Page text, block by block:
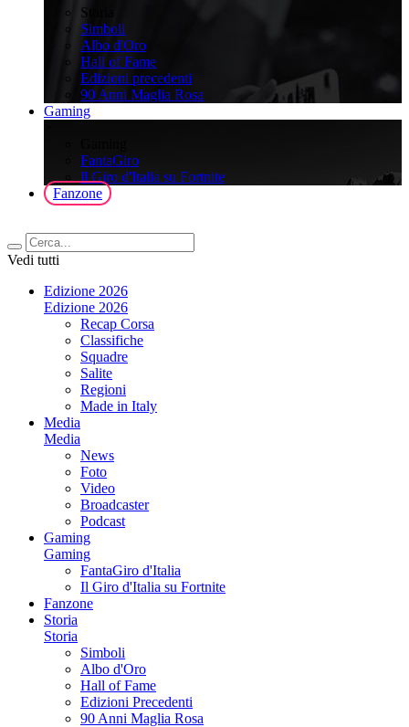
Storia
Simboli
Albo d'Oro
Hall of Fame
Edizioni precedenti
90 Anni Maglia Rosa
Gaming
FantaGiro
ll Giro d'Italia su Fortnite
Fanzone
Vedi tutti
Edizione 2026
Edizione 2026
Recap Corsa
Classifiche
Squadre
Salite
Regioni
Made in Italy
Media
Media
News
Foto
Video
Broadcaster
Podcast
Gaming
Gaming
FantaGiro d'Italia
Il Giro d'Italia su Fortnite
Fanzone
Storia
Storia
Simboli
Albo d'Oro
Hall of Fame
Edizioni Precedenti
90 Anni Maglia Rosa